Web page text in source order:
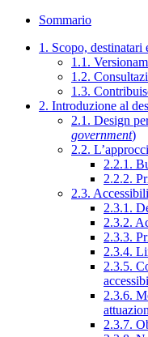
Sommario
1. Scopo, destinatari
1.1.
1.2.
1.3.
2. Introduzione al
2.1. Design
government)
2.2.
2.2.1.
2.2.2.
2.3.
2.3.1.
2.3.2.
2.3.3.
2.3.4.
2.3.5.
2.3.6.
2.3.7.